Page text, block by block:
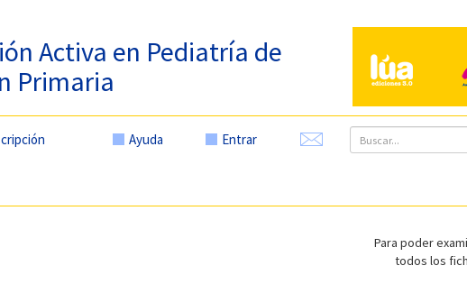
Activa en Pediatría de
Primaria
Ayuda Entrar
Para poder
todos los